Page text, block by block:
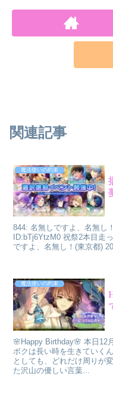
関連記事
魔法使いの約束
844: 名無しですよ、名無し
ID:bTj6YtzM0 祝祭2本目走
ですよ、名無し！(東京都)
魔法使いの約束
🌸Happy Birthday🌸 本日12
ボクは長い時を生きていく
としても、どれだけ周り
た沢山の優しい言葉...